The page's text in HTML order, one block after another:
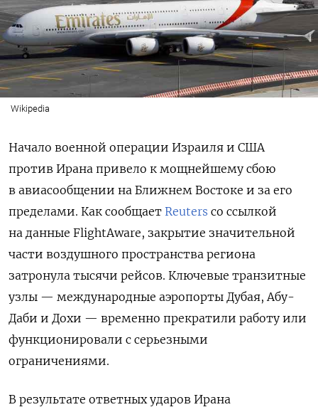
Wikipedia
Начало военной операции Израиля и США
против Ирана привело к мощнейшему сбою
в авиасообщении на Ближнем Востоке и за его
пределами. Как сообщает Reuters со ссылкой
на данные FlightAware, закрытие значительной
части воздушного пространства региона
затронула тысячи рейсов. Ключевые транзитные
узлы — международные аэропорты Дубая, Абу-
Даби и Дохи — временно прекратили работу или
функционировали с серьезными
ограничениями.
В результате ответных ударов Ирана